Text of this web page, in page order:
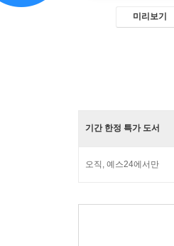
미리보기
기간 한정 특가 도서
오직, 예스24에서만